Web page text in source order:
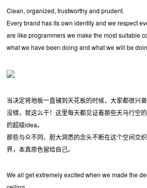
Clean, organized, trustworthy and prudent.
Every brand has its own identity and we respect
are like programmers we make the most suitable
what we have been doing and what we will be
当决定将地板一直铺到天花板的时候，大家都很兴奋
没错，就这么干！这里每天都见证着那些天马行空
的超级idea。
那些与众不同、胆大洞悉的念头不断在这个空间交
界，本真原色留给自己。
We all get extremely excited when we made the